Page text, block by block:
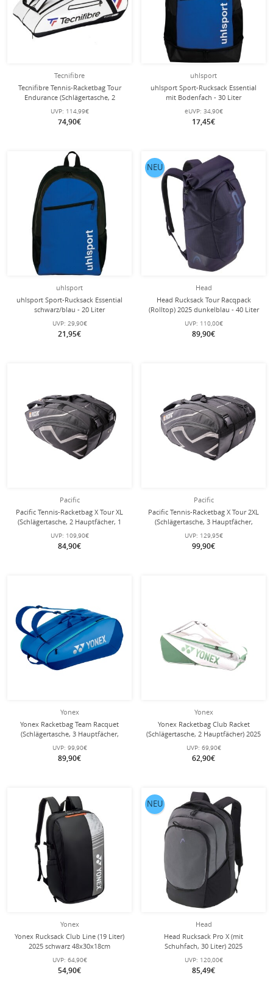
Tecnifibre
Tecnifibre Tennis-Racketbag Tour
Endurance (Schlägertasche, 2
Hauptfächer, Schuhfach) 2025 weiss
12er
UVP: 114,99€
74,90€
uhlsport
uhlsport Sport-Rucksack Essential
mit Bodenfach - 30 Liter
eUVP: 34,90€
17,45€
uhlsport
uhlsport Sport-Rucksack Essential
schwarz/blau - 20 Liter
UVP: 29,90€
21,95€
Head
Head Rucksack Tour Racqpack
(Rolltop) 2025 dunkelblau - 40 Liter
UVP: 110,00€
89,90€
NEU
Pacific
Pacific Tennis-Racketbag X Tour XL
(Schlägertasche, 2 Hauptfächer, 1
Thermofach) 2025 schwarz/chrome
6er
UVP: 109,90€
84,90€
Pacific
Pacific Tennis-Racketbag X Tour 2XL
(Schlägertasche, 3 Hauptfächer,
Thermofach) 2025 schwarz/chrome
12er
UVP: 129,95€
99,90€
Yonex
Yonex Racketbag Team Racquet
(Schlägertasche, 3 Hauptfächer,
Schuhfach) 2025 blau 12er
UVP: 99,90€
89,90€
Yonex
Yonex Racketbag Club Racket
(Schlägertasche, 2 Hauptfächer) 2025
weiss 6er
UVP: 69,90€
62,90€
Yonex
Yonex Rucksack Club Line (19 Liter)
2025 schwarz 48x30x18cm
UVP: 64,90€
54,90€
Head
Head Rucksack Pro X (mit
Schuhfach, 30 Liter) 2025
dunkelgrau/schwarz
UVP: 120,00€
85,49€
NEU